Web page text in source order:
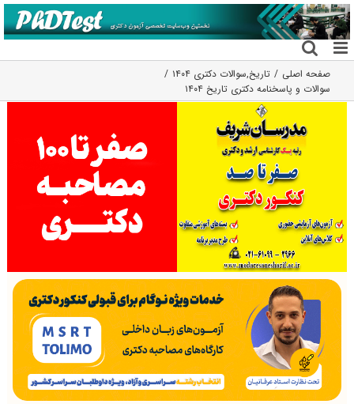
رفتن
به
محتوا
صفحه اصلی تاریخ,سوالات دکتری ۱۴۰۴
سوالات و پاسخنامه دکتری تاریخ ۱۴۰۴